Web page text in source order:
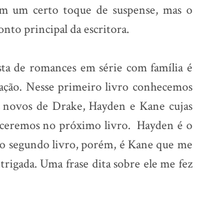
um certo toque de suspense, mas o
principal da escritora.
de romances em série com família é
Nesse primeiro livro conhecemos
de Drake, Hayden e Kane cujas
no próximo livro. Hayden é o
segundo livro, porém, é Kane que me
Uma frase dita sobre ele me fez